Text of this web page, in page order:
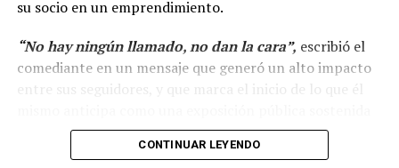
su socio en un emprendimiento.
“No hay ningún llamado, no dan la cara”, escribió el
comediante en un mensaje que generó un alto impacto
entre sus seguidores, y que marca el inicio de lo que él
en el tiempo.
CONTINUAR LEYENDO